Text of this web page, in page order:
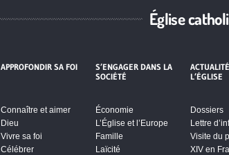
Église
APPROFONDIR SA FOI
Connaître et aimer
Dieu
Vivre sa foi
Célébrer
S’ENGAGER DANS LA
SOCIÉTÉ
Économie
L’Église et l’Europe
Famille
Laïcité
L’ÉGLISE
Dossiers
Lettre
Visite du
XIV en